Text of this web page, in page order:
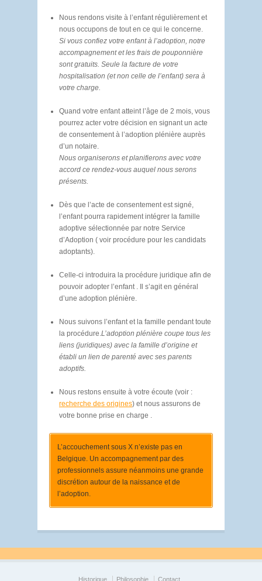
Nous rendons visite à l’enfant régulièrement et
nous occupons de tout en ce qui le concerne.
Si vous confiez votre enfant à l’adoption, notre
accompagnement et les frais de pouponnière
sont gratuits. Seule la facture de votre
hospitalisation (et non celle de l’enfant) sera à
votre charge.
Quand votre enfant atteint l’âge de 2 mois, vous
pourrez acter votre décision en signant un acte
de consentement à l’adoption plénière auprès
d’un notaire.
Nous organiserons et planifierons avec votre
accord ce rendez-vous auquel nous serons
présents.
Dès que l’acte de consentement est signé,
l’enfant pourra rapidement intégrer la famille
adoptive sélectionnée par notre Service
d’Adoption ( voir procédure pour les candidats
adoptants).
Celle-ci introduira la procédure juridique afin de
pouvoir adopter l’enfant . Il s’agit en général
d’une adoption plénière.
Nous suivons l’enfant et la famille pendant toute
la procédure.L’adoption plénière coupe tous les
liens (juridiques) avec la famille d’origine et
établi un lien de parenté avec ses parents
adoptifs.
Nous restons ensuite à votre écoute (voir :
recherche des origines) et nous assurons de
votre bonne prise en charge .
L’accouchement sous X n’existe pas en
Belgique. Un accompagnement par des
professionnels assure néanmoins une grande
discrétion autour de la naissance et de
l’adoption.
Historique Philosophie Contact